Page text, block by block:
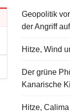
Geopolitik
der Angriff
Hitze, Wind
Der grüne
Kanarische
Hitze,